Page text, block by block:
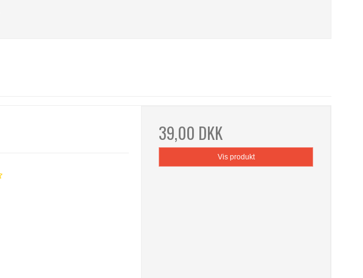
39,00 DKK
Vis produkt